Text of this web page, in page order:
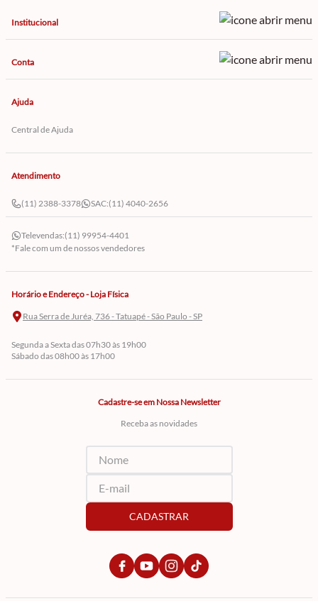
Institucional
Conta
Ajuda
Central de Ajuda
Atendimento
(11) 2388-3378 SAC:(11) 4040-2656
Televendas:(11) 99954-4401
*Fale com um de nossos vendedores
Horário e Endereço - Loja Física
Rua Serra de Juréa, 736 - Tatuapé - São Paulo - SP
Segunda a Sexta das 07h30 às 19h00
Sábado das 08h00 às 17h00
Cadastre-se em Nossa Newsletter
Receba as novidades
CADASTRAR